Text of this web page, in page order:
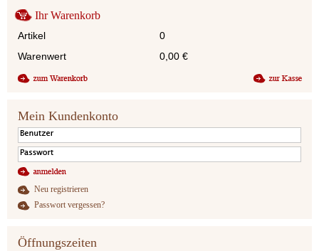
Ihr Warenkorb
Artikel
0
Warenwert
0,00 €
Mein Kundenkonto
Neu registrieren
Passwort vergessen?
Öffnungszeiten